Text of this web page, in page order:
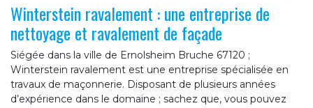
Winterstein ravalement : une entreprise de
nettoyage et ravalement de façade
Siégée dans la ville de Ernolsheim Bruche 67120 ;
Winterstein ravalement est une entreprise spécialisée en
travaux de maçonnerie. Disposant de plusieurs années
d’expérience dans le domaine ; sachez que, vous pouvez